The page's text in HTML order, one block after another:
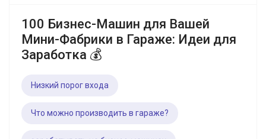
100 Бизнес-Машин для Вашей
Мини-Фабрики в Гараже: Идеи для
Заработка 💰
Низкий порог входа
Что можно производить в гараже?